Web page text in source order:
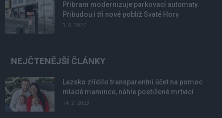
Příbram modernizuje parkovací automaty.
Přibudou i tři nové poblíž Svaté Hory
3. 8. 2026
NEJČTENĚJŠÍ ČLÁNKY
Lazsko zřídilo transparentní účet na pomoc
mladé mamince, náhle postižené mrtvicí
14. 2. 2023